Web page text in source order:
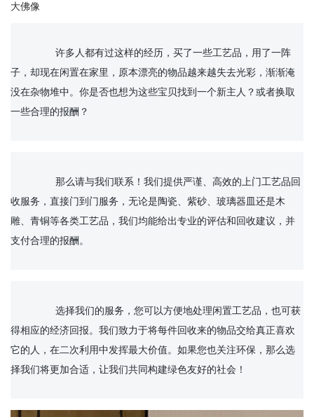
大佛像
子，却现在闲置在家里，原本漂亮的物品越来越失去光彩，渐渐淹
没在杂物堆中。你是否也想为这些宝贝找到一个新主人？或者换取
一些合理的报酬？
收服务，直接门到门服务，无论是陶瓷、紫砂、玻璃器皿还是木
雕、青铜等各类工艺品，我们均能给出专业的评估和回收建议，并
支付合理的报酬。
得相应的经济回报。我们致力于将每件回收来的物品交给真正喜欢
它的人，在二次利用中发挥最大价值。如果您也关注环保，那么选
择我们将更加合适，让我们共同构建绿色友好的社会！